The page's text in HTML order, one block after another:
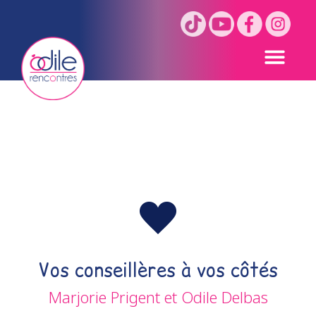
Vos conseillères à vos côtés
Marjorie Prigent et Odile Delbas